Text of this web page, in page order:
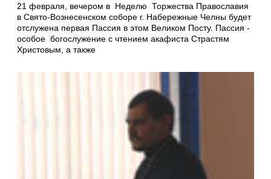
21 февраля, вечером в Неделю Торжества Православия
в Свято-Вознесенском соборе г. Набережные Челны будет
отслужена первая Пассия в этом Великом Посту. Пассия -
особое богослужение с чтением акафиста Страстям
Христовым, а также